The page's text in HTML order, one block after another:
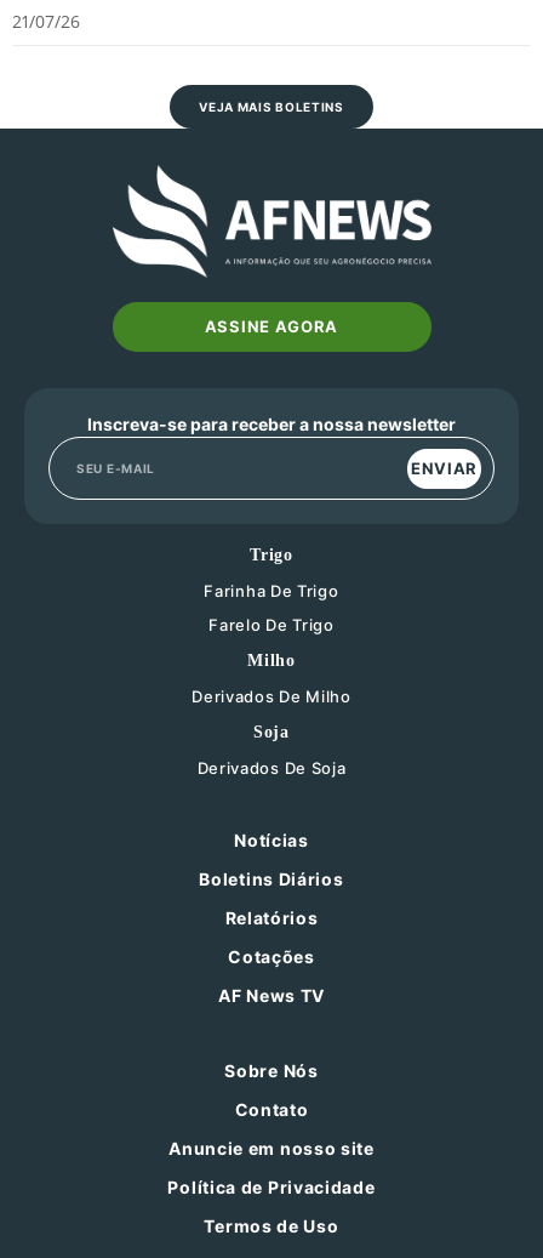
21/07/26
VEJA MAIS BOLETINS
ASSINE AGORA
Inscreva-se para receber a nossa newsletter
ENVIAR
Trigo
Farinha De Trigo
Farelo De Trigo
Milho
Derivados De Milho
Soja
Derivados De Soja
Notícias
Boletins Diários
Relatórios
Cotações
AF News TV
Sobre Nós
Contato
Anuncie em nosso site
Política de Privacidade
Termos de Uso